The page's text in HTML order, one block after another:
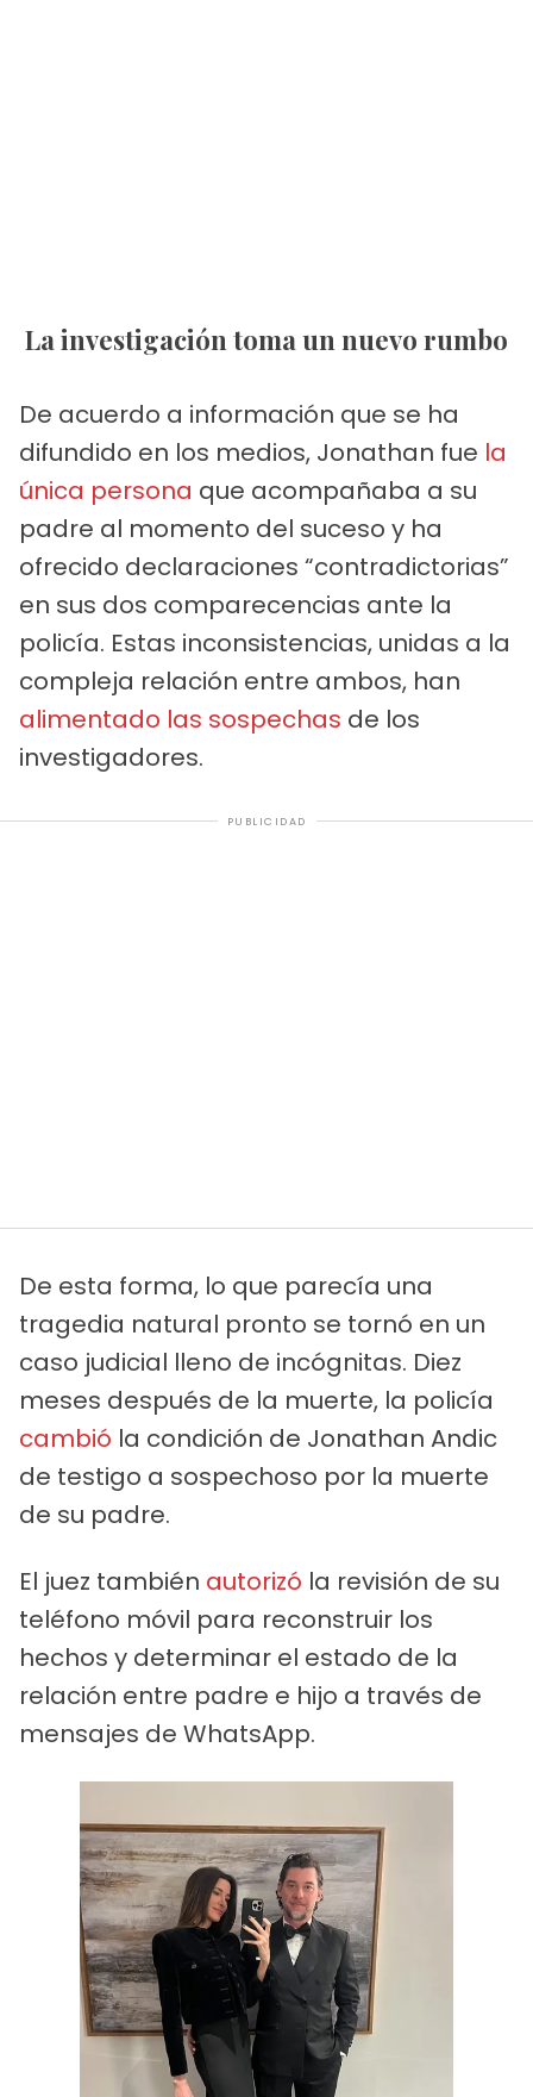
La investigación toma un nuevo rumbo
De acuerdo a información que se ha
difundido en los medios, Jonathan fue la
única persona que acompañaba a su
padre al momento del suceso y ha
ofrecido declaraciones “contradictorias”
en sus dos comparecencias ante la
policía. Estas inconsistencias, unidas a la
compleja relación entre ambos, han
alimentado las sospechas de los
investigadores.
PUBLICIDAD
De esta forma, lo que parecía una
tragedia natural pronto se tornó en un
caso judicial lleno de incógnitas. Diez
meses después de la muerte, la policía
cambió la condición de Jonathan Andic
de testigo a sospechoso por la muerte
de su padre.
El juez también autorizó la revisión de su
teléfono móvil para reconstruir los
hechos y determinar el estado de la
relación entre padre e hijo a través de
mensajes de WhatsApp.